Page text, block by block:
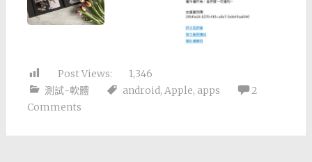
Post Views:
1,346
測試-軟體
android, Apple, apps
2
Comments